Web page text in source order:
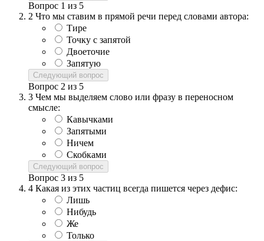
Вопрос 1 из 5
2 Что мы ставим в прямой речи перед словами автора:
Тире
Точку с запятой
Двоеточие
Запятую
Следующий вопрос
Вопрос 2 из 5
3 Чем мы выделяем слово или фразу в переносном
смысле:
Кавычками
Запятыми
Ничем
Скобками
Следующий вопрос
Вопрос 3 из 5
4 Какая из этих частиц всегда пишется через дефис:
Лишь
Нибудь
Же
Только